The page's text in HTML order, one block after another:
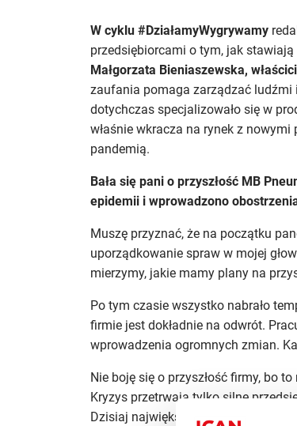
W cyklu #DziałamyWygrywamy
przedsiębiorcami o tym, jak
Małgorzata Bieniaszewska,
zaufania pomaga zarządzać
dotychczas specjalizowało się w
właśnie wkracza na rynek z
pandemią.
Bała się pani o przyszłość MB
epidemii i wprowadzono
Muszę przyznać, że na początku
uporządkowanie spraw w mojej
mierzymy, jakie mamy plany na
Po tym czasie wszystko nabrało
firmie jest dokładnie na odwrót.
wprowadzenia ogromnych zmian.
Nie boję się o przyszłość firmy, bo
Kryzys przetrwają tylko silne
Dzisiaj największą siłą jest